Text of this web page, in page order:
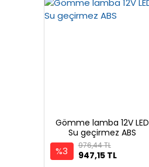
Gömme lamba 12V LED
Su geçirmez ABS
%3 947,15 TL
976,44 TL